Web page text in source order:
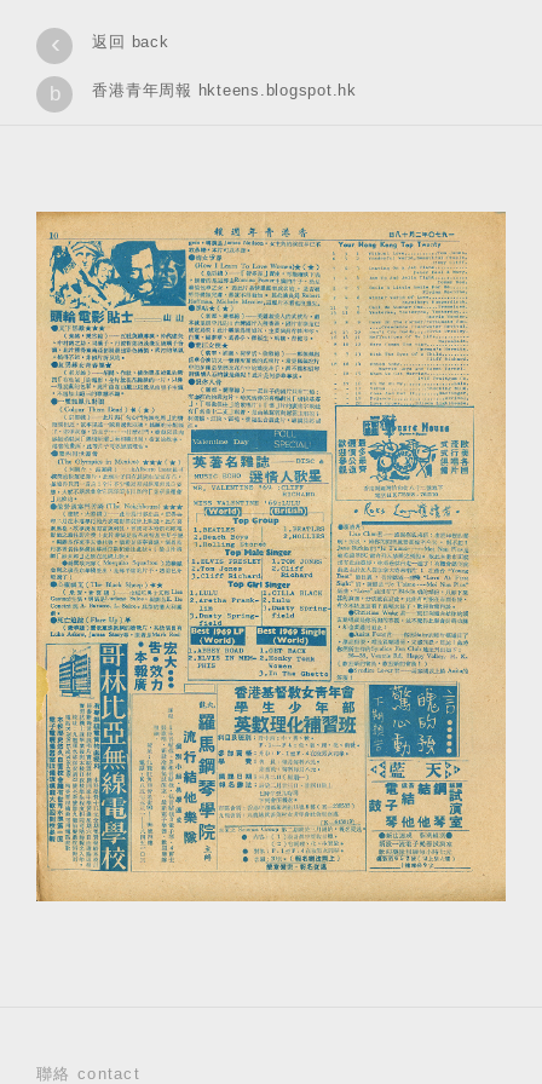
‹ 返回 back
b 香港青年周報 hkteens.blogspot.hk
聯絡 contact